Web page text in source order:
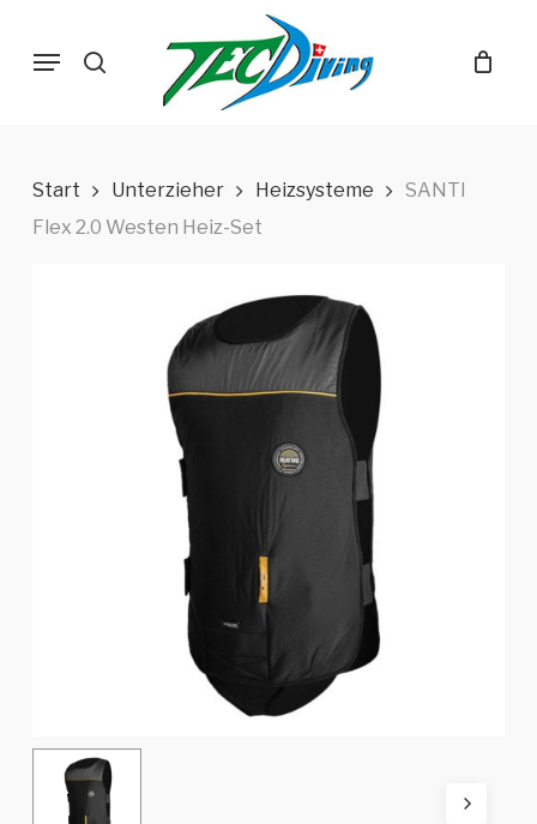
search
Menu
Start Unterzieher Heizsysteme
SANTI
Flex 2.0 Westen Heiz-Set